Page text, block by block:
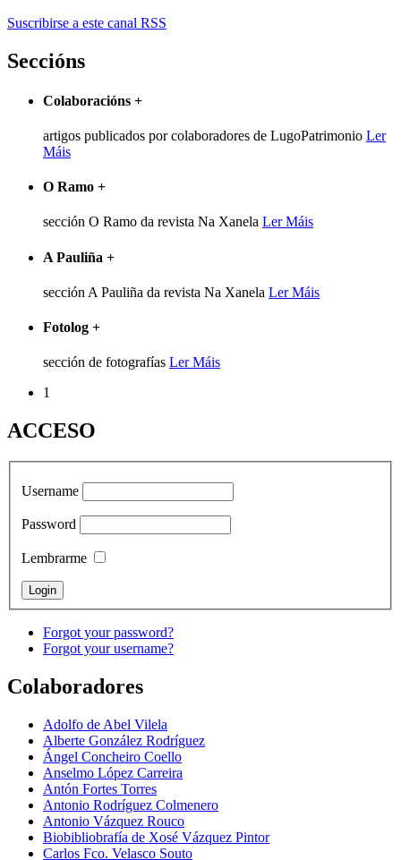
Suscribirse a este canal RSS
Seccións
Colaboracións +
artigos publicados por colaboradores de LugoPatrimonio Ler
Máis
O Ramo +
sección O Ramo da revista Na Xanela Ler Máis
A Pauliña +
sección A Pauliña da revista Na Xanela Ler Máis
Fotolog +
sección de fotografías Ler Máis
1
ACCESO
Username
Password
Lembrarme
Forgot your password?
Forgot your username?
Colaboradores
Adolfo de Abel Vilela
Alberte González Rodríguez
Ángel Concheiro Coello
Anselmo López Carreira
Antón Fortes Torres
Antonio Rodríguez Colmenero
Antonio Vázquez Rouco
Biobibliobrafía de Xosé Vázquez Pintor
Carlos Fco. Velasco Souto